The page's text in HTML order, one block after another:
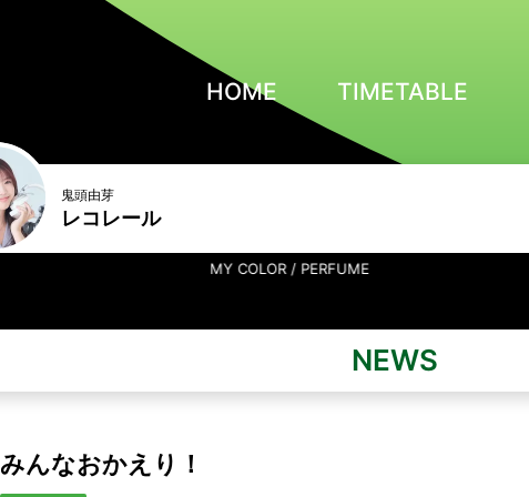
HOME TIMETABLE
鬼頭由芽
レコレール
MY COLOR / PERFUME
NEWS
みんなおかえり！